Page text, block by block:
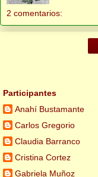
2 comentarios:
Participantes
Anahí Bustamante
Carlos Gregorio
Claudia Barranco
Cristina Cortez
Gabriela Muñoz